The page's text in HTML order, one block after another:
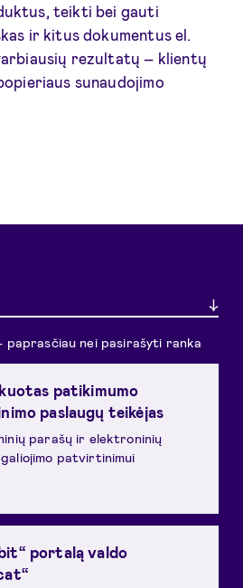
teikti bei gauti
ir kitus dokumentus el.
rezultatų – klientų
sunaudojimo
nei pasirašyti ranka
patikimumo
paslaugų teikėjas
parašų ir elektroninių
patvirtinimui
portalą valdo